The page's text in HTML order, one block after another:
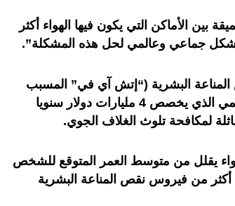
الأماكن التي يكون فيها الهواء أكثر
بشكل جماعي وعالمي لحل هذه المشكلة”.
البشرية (“إتش آي في” المسبب
للإيدز) أو الملاريا أو السل، مثل الصندوق العالمي الذي يخصص 4 مليارات دولار سنويا
لمكافحة تلوث الغلاف الجوي.
يقلل من متوسط العمر المتوقع للشخص
أكثر من فيروس نقص المناعة البشرية